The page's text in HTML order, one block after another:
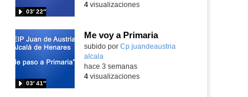
03′ 22″
4visualizaciones
Me voy a Primaria
Contenido educativo.
subido por Cp juandeaustria
alcala
03′ 41″
hace 3 semanas
4visualizaciones